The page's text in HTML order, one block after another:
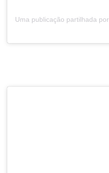
Uma publicação partilhada por